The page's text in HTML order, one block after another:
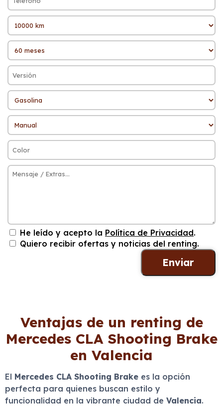
He leído y acepto la Política de Privacidad.
Quiero recibir ofertas y noticias del renting.
Ventajas de un renting de
Mercedes CLA Shooting Brake
en Valencia
El Mercedes CLA Shooting Brake es la opción
perfecta para quienes buscan estilo y
funcionalidad en la vibrante ciudad de Valencia.